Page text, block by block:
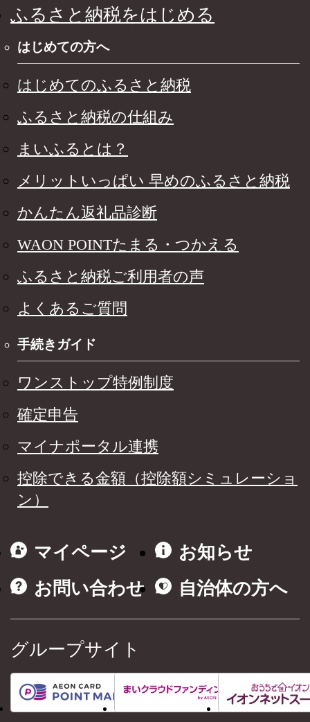
ふるさと納税をはじめる
はじめての方へ
はじめてのふるさと納税
ふるさと納税の仕組み
まいふるとは？
メリットいっぱい 早めのふるさと納税
かんたん返礼品診断
WAON POINTたまる・つかえる
ふるさと納税ご利用者の声
よくあるご質問
手続きガイド
ワンストップ特例制度
確定申告
マイナポータル連携
控除できる金額（控除額シミュレーショ
ン）
マイページ
お知らせ
お問い合わせ
自治体の方へ
グループサイト